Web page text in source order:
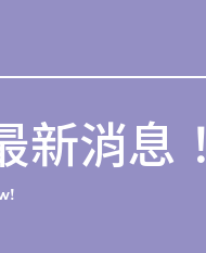
新消息！